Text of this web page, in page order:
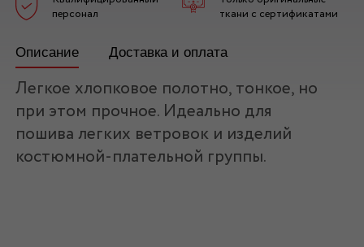
персонал
ткани с сертификатами
Описание Доставка и оплата
Легкое хлопковое полотно, тонкое, но
при этом прочное. Идеально для
пошива легких ветровок и изделий
костюмной-плательной группы.